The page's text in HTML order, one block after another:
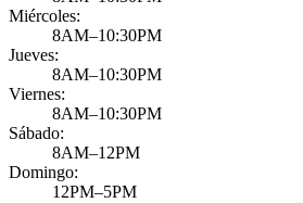
Miércoles:
8AM–10:30PM
Jueves:
8AM–10:30PM
Viernes:
8AM–10:30PM
Sábado:
8AM–12PM
Domingo:
12PM–5PM